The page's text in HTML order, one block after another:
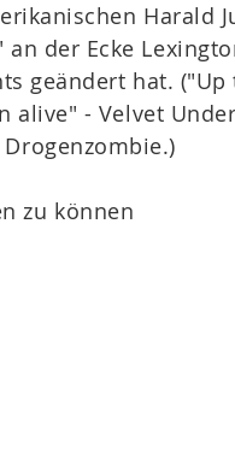
Harald
der Ecke
geändert hat. ("Up
alive" - Velvet
zu können